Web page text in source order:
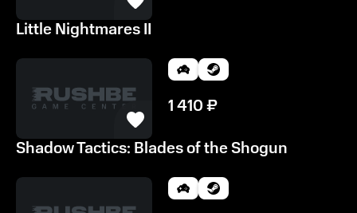
Little Nightmares II
1 410₽
Shadow Tactics: Blades of the Shogun